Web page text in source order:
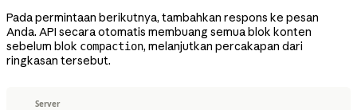
Pada permintaan berikutnya, tambahkan respons ke pesan
Anda. API secara otomatis membuang semua blok konten
sebelum blok compaction, melanjutkan percakapan dari
ringkasan tersebut.